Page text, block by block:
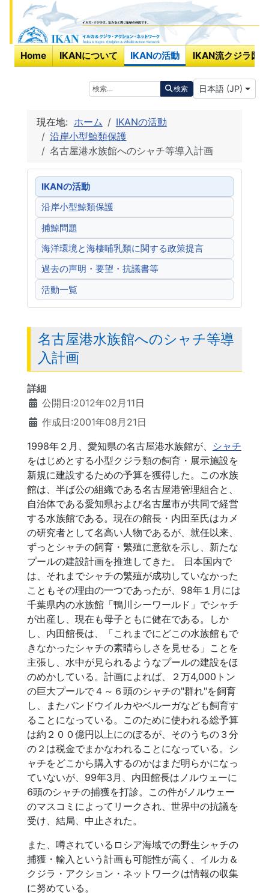
検索 検索 あなたが使う言
日本語 (JP)
Home IKANについて IKANの活動 IKAN流クジラ図鑑
現在地: ホーム
IKANの活動
沿岸小型鯨類保護
名古屋港水族館へのシャチ等導入計画
IKANの活動
沿岸小型鯨類保護
捕鯨問題
海洋環境と海棲哺乳類に関する政策提言
過去の声明・要望・抗議書等
活動一覧
名古屋港水族館へのシャチ等導
入計画
詳細
公開日:2012年02月11日
作成日:2001年08月21日
1998年２月、愛知県の名古屋港水族館が、
シャチ
をはじめとする小型クジラ類の飼育・展示施設を
新規に建設するための予算を獲得した。この水族
館は、半ば公の組織である名古屋港管理組合と、
自治体である愛知県および名古屋市が共同で経営
する水族館である。現在の館長・内田至氏はカメ
の研究者として名高い人物であるが、就任以来、
ずっとシャチの飼育・繁殖に意欲を示し、新たな
プールの建設計画を推進してきた。 日本国内で
は、それまでシャチの繁殖が成功していなかった
こともその理由の一つであったが、98年１月には
千葉県内の水族館「鴨川シーワールド」でシャチ
が出産し、現在も母子ともに健在である。しか
し、内田館長は、「これまでにどこの水族館もで
きなかったシャチの素晴らしさを見せる」ことを
主張し、水中が見られるようなプールの建設をほ
のめかしている。計画によれば、２万4,000トン
の巨大プールで４～６頭のシャチの"群れ"を飼育
し、またバンドウイルカやベルーガなども飼育す
ることになっている。このために使われる総予算
は約２００億円以上にのぼるが、そのうちの３分
の２は税金でまかなわれることになっている。シ
ャチをどこから購入するのかはまだ明らかになっ
ていないが、99年3月、内田館長はノルウェーに
6頭のシャチの捕獲を打診。この件がノルウェー
のマスコミによってリークされ、世界中の抗議を
受け、結局、中止された。
また、噂されているロシア海域での野生シャチの
捕獲・輸入という計画も可能性が高く、イルカ＆
クジラ・アクション・ネットワークは情報の収集
に努めている。